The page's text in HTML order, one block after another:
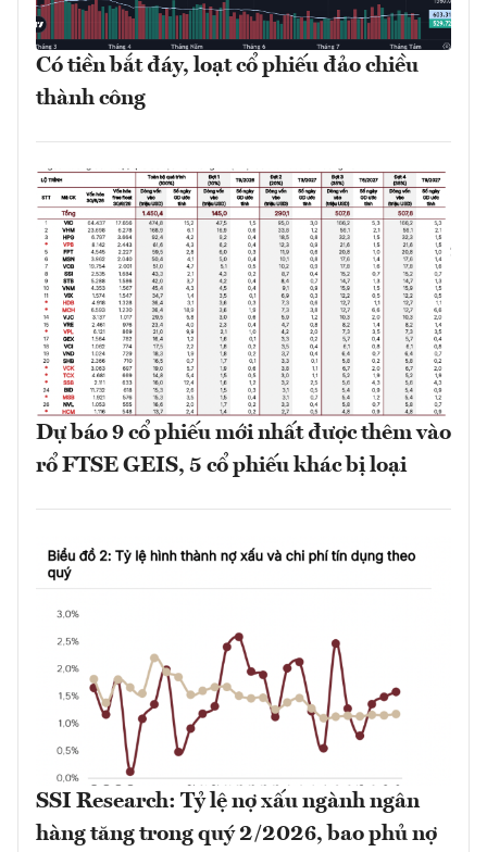
Có tiền bắt đáy, loạt cổ phiếu đảo chiều
thành công
Dự báo 9 cổ phiếu mới nhất được thêm vào
rổ FTSE GEIS, 5 cổ phiếu khác bị loại
SSI Research: Tỷ lệ nợ xấu ngành ngân
hàng tăng trong quý 2/2026, bao phủ nợ